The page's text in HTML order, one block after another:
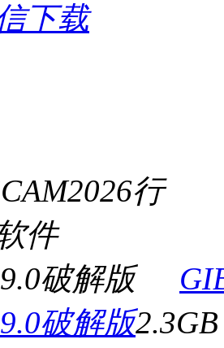
下载
破解版2.3GB